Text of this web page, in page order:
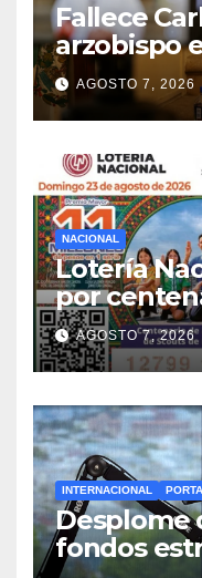
Fallece
arzobispo
AGOSTO 7, 2026
NACIONAL
Lotería
por
Asociación
México
AGOSTO 7, 2026
INTERNACIONAL
Desplome
fondos